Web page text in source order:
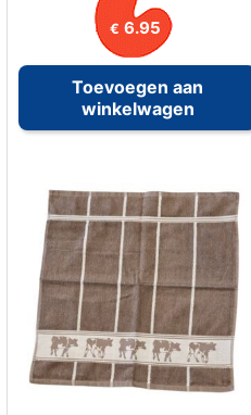
€ 6.95
Toevoegen aan
winkelwagen